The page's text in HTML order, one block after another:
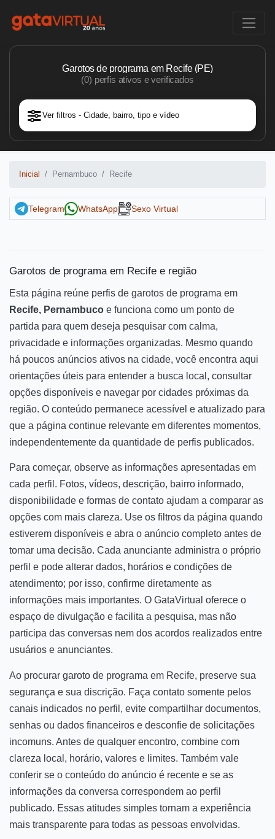
Garotos de programa em Recife (PE)
(0) perfis ativos e verificados
Ver filtros - Cidade, bairro, tipo e vídeo
Inicial Pernambuco Recife
Telegram WhatsApp Sexo Virtual
Garotos de programa em Recife e região
Esta página reúne perfis de garotos de programa em
Recife, Pernambuco e funciona como um ponto de
partida para quem deseja pesquisar com calma,
privacidade e informações organizadas. Mesmo quando
há poucos anúncios ativos na cidade, você encontra aqui
orientações úteis para entender a busca local, consultar
opções disponíveis e navegar por cidades próximas da
região. O conteúdo permanece acessível e atualizado para
que a página continue relevante em diferentes momentos,
independentemente da quantidade de perfis publicados.
Para começar, observe as informações apresentadas em
cada perfil. Fotos, vídeos, descrição, bairro informado,
disponibilidade e formas de contato ajudam a comparar as
opções com mais clareza. Use os filtros da página quando
estiverem disponíveis e abra o anúncio completo antes de
tomar uma decisão. Cada anunciante administra o próprio
perfil e pode alterar dados, horários e condições de
atendimento; por isso, confirme diretamente as
informações mais importantes. O GataVirtual oferece o
espaço de divulgação e facilita a pesquisa, mas não
participa das conversas nem dos acordos realizados entre
usuários e anunciantes.
Ao procurar garoto de programa em Recife, preserve sua
segurança e sua discrição. Faça contato somente pelos
canais indicados no perfil, evite compartilhar documentos,
senhas ou dados financeiros e desconfie de solicitações
incomuns. Antes de qualquer encontro, combine com
clareza local, horário, valores e limites. Também vale
conferir se o conteúdo do anúncio é recente e se as
informações da conversa correspondem ao perfil
publicado. Essas atitudes simples tornam a experiência
mais transparente para todas as pessoas envolvidas.